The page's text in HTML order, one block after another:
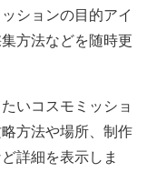
ションの目的アイ
方法などを随時更
いコスモミッショ
方法や場所、制作
詳細を表示しま